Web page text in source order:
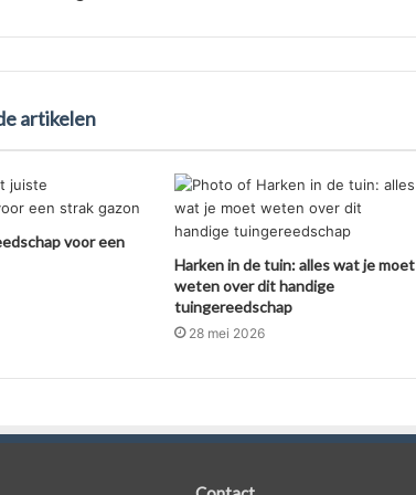
artikelen
voor een
Harken in de tuin: alles wat je moet
weten over dit handige
tuingereedschap
28 mei 2026